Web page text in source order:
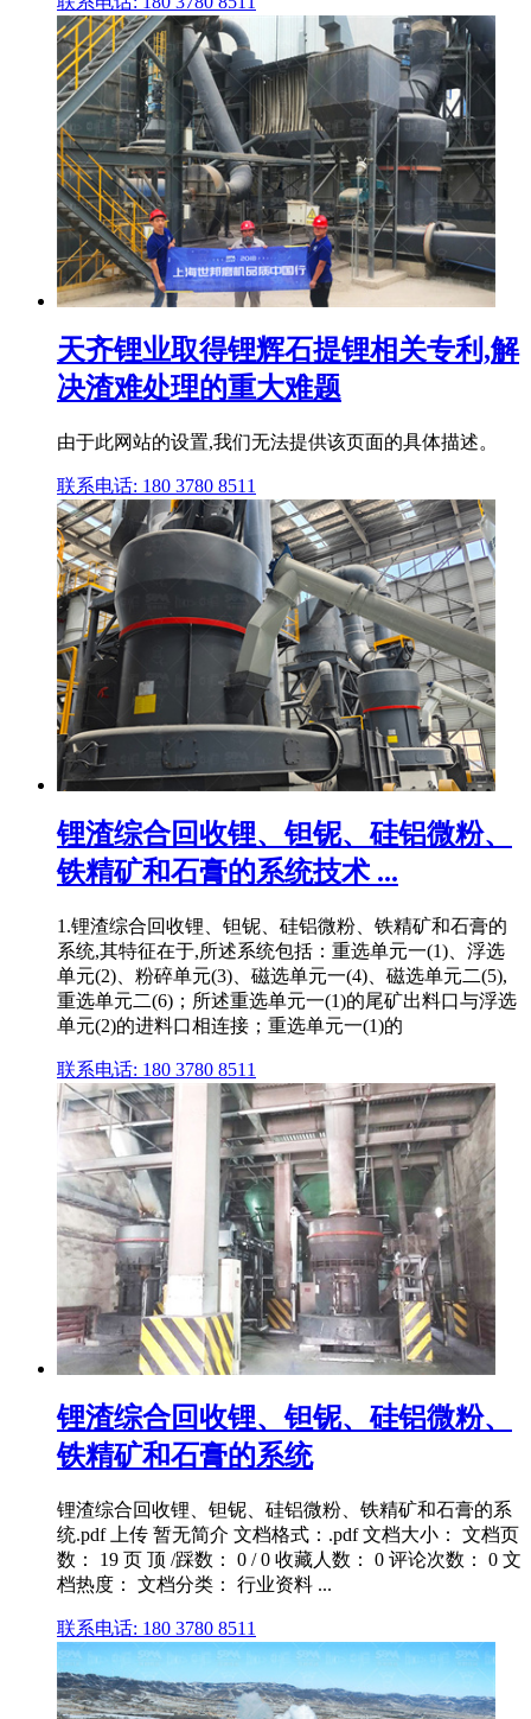
天齐锂业取得锂辉石提锂相关专利,解
决渣难处理的重大难题
由于此网站的设置,我们无法提供该页面的具体描述。
联系电话: 180 3780 8511
锂渣综合回收锂、钽铌、硅铝微粉、
铁精矿和石膏的系统技术 ...
1.锂渣综合回收锂、钽铌、硅铝微粉、铁精矿和石膏的
系统,其特征在于,所述系统包括：重选单元一(1)、浮选
单元(2)、粉碎单元(3)、磁选单元一(4)、磁选单元二(5),
重选单元二(6)；所述重选单元一(1)的尾矿出料口与浮选
单元(2)的进料口相连接；重选单元一(1)的
联系电话: 180 3780 8511
锂渣综合回收锂、钽铌、硅铝微粉、
铁精矿和石膏的系统
锂渣综合回收锂、钽铌、硅铝微粉、铁精矿和石膏的系
统.pdf 上传 暂无简介 文档格式：.pdf 文档大小： 文档页
数： 19 页 顶 /踩数： 0 / 0 收藏人数： 0 评论次数： 0 文
档热度： 文档分类： 行业资料 ...
联系电话: 180 3780 8511